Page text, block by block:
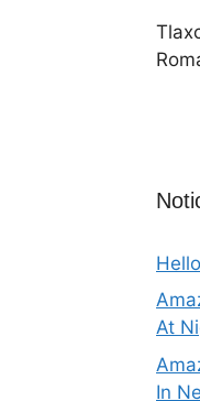
At
In